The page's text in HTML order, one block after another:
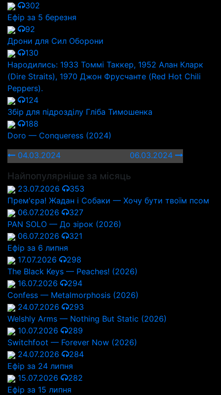
302
Ефір за 5 березня
92
Дрони для Сил Оборони
130
Народились: 1933 Томмі Таккер, 1952 Алан Кларк
(Dire Straits), 1970 Джон Фрусчанте (Red Hot Chili
Peppers).
124
Збір для підрозділу Гліба Тимошенка
188
Doro — Conqueress (2024)
04.03.2024
06.03.2024
Найпопулярніше за місяць
23.07.2026
353
Прем'єра! Жадан і Собаки — Хочу бути твоїм псом
06.07.2026
327
PAN SOLO — До зірок (2026)
06.07.2026
321
Ефір за 6 липня
17.07.2026
298
The Black Keys — Peaches! (2026)
16.07.2026
294
Confess — Metalmorphosis (2026)
24.07.2026
293
Welshly Arms — Nothing But Static (2026)
10.07.2026
289
Switchfoot — Forever Now (2026)
24.07.2026
284
Ефір за 24 липня
15.07.2026
282
Ефір за 15 липня